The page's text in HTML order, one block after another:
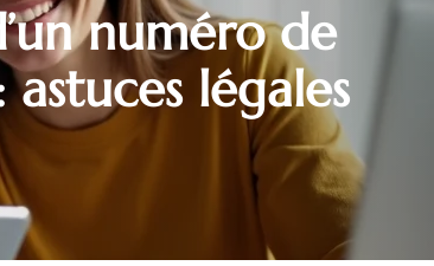
numéro de
légales